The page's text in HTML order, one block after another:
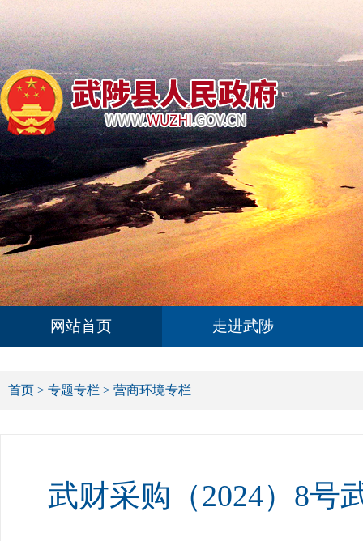
网站首页 走进武陟
首页 > 专题专栏 > 营商环境专栏
武财采购（2024）8号